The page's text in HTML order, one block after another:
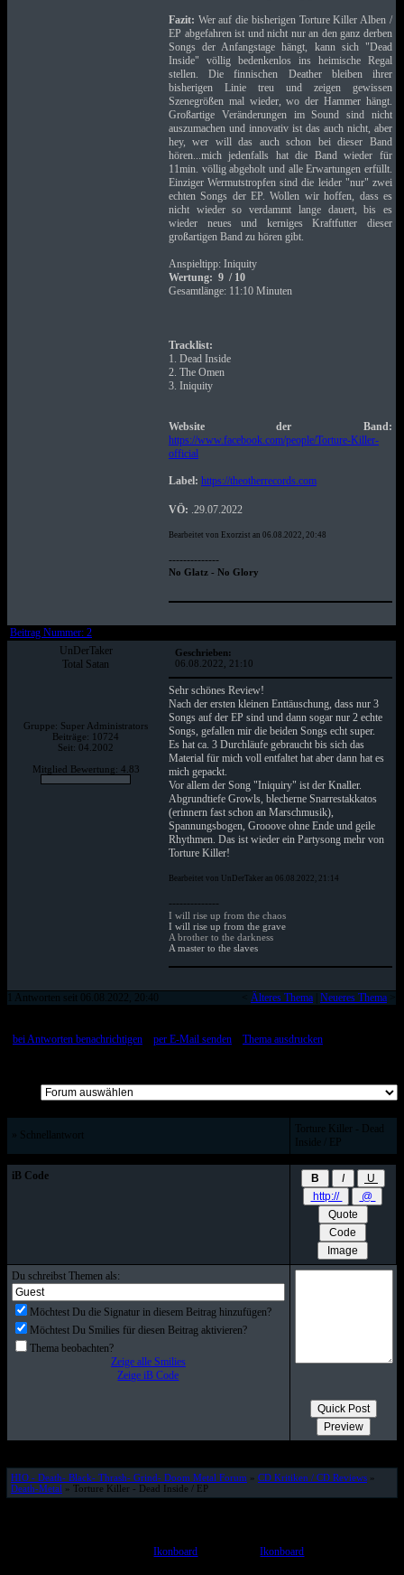
Fazit: Wer auf die bisherigen Torture Killer Alben /
EP abgefahren ist und nicht nur an den ganz derben
Songs der Anfangstage hängt, kann sich "Dead
Inside" völlig bedenkenlos ins heimische Regal
stellen. Die finnischen Deather bleiben ihrer
bisherigen Linie treu und zeigen gewissen
Szenegrößen mal wieder, wo der Hammer hängt.
Großartige Veränderungen im Sound sind nicht
auszumachen und innovativ ist das auch nicht, aber
hey, wer will das auch schon bei dieser Band
hören...mich jedenfalls hat die Band wieder für
11min. völlig abgeholt und alle Erwartungen erfüllt.
Einziger Wermutstropfen sind die leider "nur" zwei
echten Songs der EP. Wollen wir hoffen, dass es
nicht wieder so verdammt lange dauert, bis es
wieder neues und kerniges Kraftfutter dieser
großartigen Band zu hören gibt.
Anspieltipp: Iniquity
Wertung: 9 / 10
Gesamtlänge: 11:10 Minuten
Tracklist:
1. Dead Inside
2. The Omen
3. Iniquity
Website der Band:
https://www.facebook.com/people/Torture-Killer-
official
Label: https://theotherrecords.com
VÖ: .29.07.2022
Bearbeitet von Exorzist an 06.08.2022, 20:48
--------------
No Glatz - No Glory
Beitrag Nummer: 2
UnDerTaker
Total Satan
Gruppe: Super Administrators
Beiträge: 10724
Seit: 04.2002
Mitglied Bewertung: 4.83
Geschrieben:
06.08.2022, 21:10
Sehr schönes Review!
Nach der ersten kleinen Enttäuschung, dass nur 3
Songs auf der EP sind und dann sogar nur 2 echte
Songs, gefallen mir die beiden Songs echt super.
Es hat ca. 3 Durchläufe gebraucht bis sich das
Material für mich voll entfaltet hat aber dann hat es
mich gepackt.
Vor allem der Song "Iniquiry" ist der Knaller.
Abgrundtiefe Growls, blecherne Snarrestakkatos
(erinnern fast schon an Marschmusik),
Spannungsbogen, Grooove ohne Ende und geile
Rhythmen. Das ist wieder ein Partysong mehr von
Torture Killer!
Bearbeitet von UnDerTaker an 06.08.2022, 21:14
--------------
I will rise up from the chaos
I will rise up from the grave
A brother to the darkness
A master to the slaves
1 Antworten seit 06.08.2022, 20:40 Älteres Thema| Neueres Thema>
bei Antworten benachrichtigen:: per E-Mail senden:: Thema ausdrucken]
» Schnellantwort
Torture Killer - Dead
Inside / EP
iB Code
Du schreibst Themen als:
Möchtest Du die Signatur in diesem Beitrag hinzufügen?
Möchtest Du Smilies für diesen Beitrag aktivieren?
Thema beobachten?
Zeige alle Smilies
Zeige iB Code
HIO - Death- Black- Thrash- Grind- Doom Metal Forum » CD Kritiken / CD Reviews»
Death-Metal » Torture Killer - Dead Inside / EP
Powered byIkonboard 3.1.5 © 2006Ikonboard